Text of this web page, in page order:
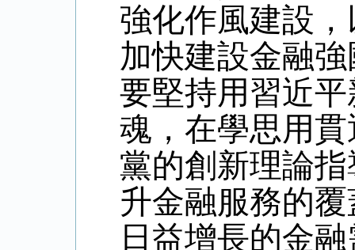
強化作風建設
加快建設金融
要堅持用習近
魂，在學思用
黨的創新理論
升金融服務的
日益增長的金